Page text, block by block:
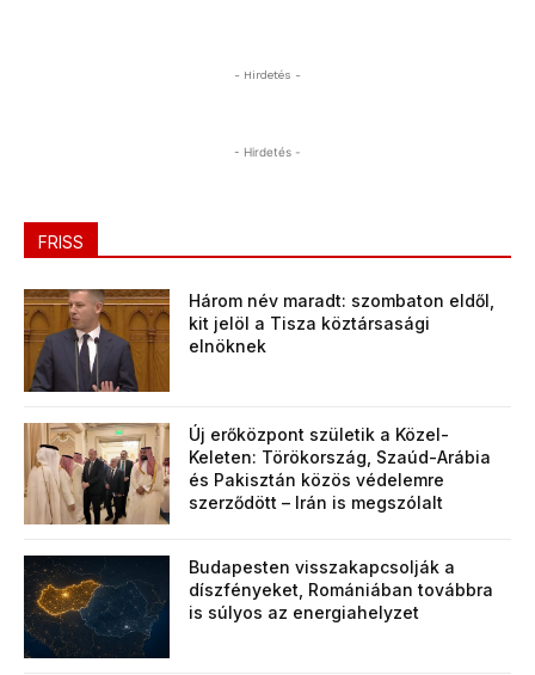
- Hirdetés -
- Hirdetés -
FRISS
Három név maradt: szombaton eldől,
kit jelöl a Tisza köztársasági
elnöknek
Új erőközpont születik a Közel-
Keleten: Törökország, Szaúd-Arábia
és Pakisztán közös védelemre
szerződött – Irán is megszólalt
Budapesten visszakapcsolják a
díszfényeket, Romániában továbbra
is súlyos az energiahelyzet